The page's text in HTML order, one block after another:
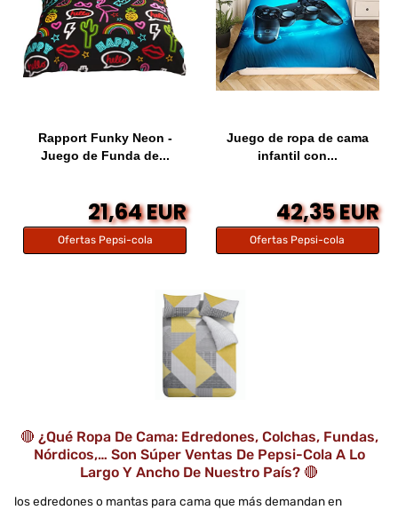
Rapport Funky Neon -
Juego de Funda de...
21,64 EUR
Ofertas Pepsi-cola
Juego de ropa de cama
infantil con...
42,35 EUR
Ofertas Pepsi-cola
🔴 ¿Qué Ropa De Cama: Edredones, Colchas, Fundas,
Nórdicos,… Son Súper Ventas De Pepsi-Cola A Lo
Largo Y Ancho De Nuestro País? 🔴
los edredones o mantas para cama que más demandan en